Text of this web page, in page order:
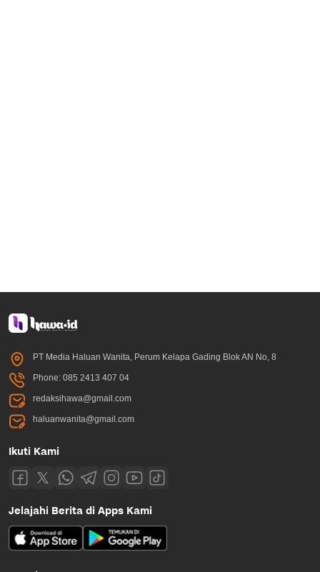
PT Media Haluan Wanita, Perum Kelapa Gading Blok AN No, 8
Phone: 085 2413 407 04
redaksihawa@gmail.com
haluanwanita@gmail.com
Ikuti Kami
Jelajahi Berita di Apps Kami